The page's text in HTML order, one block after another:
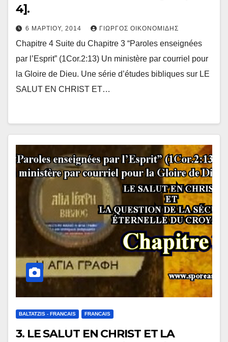
4].
6 ΜΑΡΤΊΟΥ, 2014 ΓΙΏΡΓΟΣ ΟΙΚΟΝΟΜΊΔΗΣ
Chapitre 4 Suite du Chapitre 3 “Paroles enseignées
par l’Esprit” (1Cor.2:13) Un ministère par courriel pour
la Gloire de Dieu. Une série d’études bibliques sur LE
SALUT EN CHRIST ET…
BALTATZIS - FRANCAIS FRANCAIS
3. LE SALUT EN CHRIST ET LA